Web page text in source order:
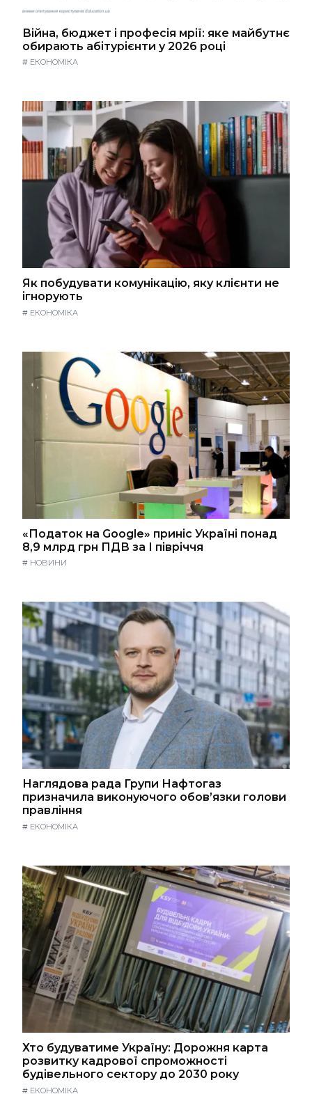
Війна, бюджет і професія мрії: яке майбутнє
обирають абітурієнти у 2026 році
# ЕКОНОМІКА
Як побудувати комунікацію, яку клієнти не
ігнорують
# ЕКОНОМІКА
«Податок на Google» приніс Україні понад
8,9 млрд грн ПДВ за І півріччя
# НОВИНИ
Наглядова рада Групи Нафтогаз
призначила виконуючого обов’язки голови
правління
# ЕКОНОМІКА
Хто будуватиме Україну: Дорожня карта
розвитку кадрової спроможності
будівельного сектору до 2030 року
# ЕКОНОМІКА